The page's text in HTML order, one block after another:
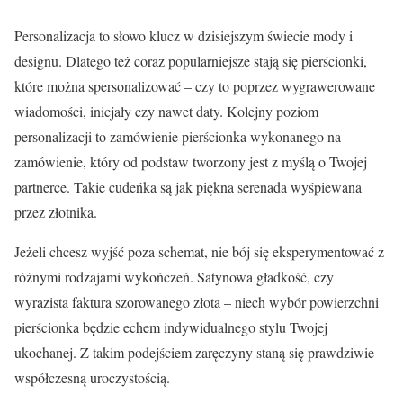
Personalizacja to słowo klucz w dzisiejszym świecie mody i
designu. Dlatego też coraz popularniejsze stają się pierścionki,
które można spersonalizować – czy to poprzez wygrawerowane
wiadomości, inicjały czy nawet daty. Kolejny poziom
personalizacji to zamówienie pierścionka wykonanego na
zamówienie, który od podstaw tworzony jest z myślą o Twojej
partnerce. Takie cudeńka są jak piękna serenada wyśpiewana
przez złotnika.
Jeżeli chcesz wyjść poza schemat, nie bój się eksperymentować z
różnymi rodzajami wykończeń. Satynowa gładkość, czy
wyrazista faktura szorowanego złota – niech wybór powierzchni
pierścionka będzie echem indywidualnego stylu Twojej
ukochanej. Z takim podejściem zaręczyny staną się prawdziwie
współczesną uroczystością.